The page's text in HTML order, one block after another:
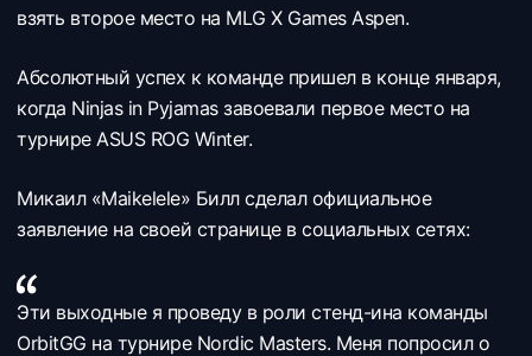
взять второе место на MLG X Games Aspen.
Абсолютный успех к команде пришел в конце января,
когда Ninjas in Pyjamas завоевали первое место на
турнире ASUS ROG Winter.
Микаил «Maikelele» Билл сделал официальное
заявление на своей странице в социальных сетях:
Эти выходные я проведу в роли стенд-ина команды
OrbitGG на турнире Nordic Masters. Меня попросил о